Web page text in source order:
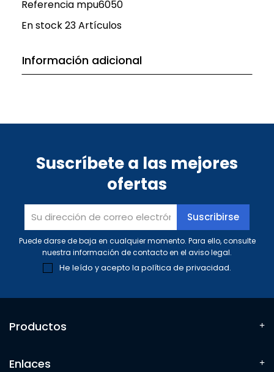
Referencia mpu6050
En stock23 Artículos
Información adicional
Suscríbete a las mejores
ofertas
Puede darse de baja en cualquier momento. Para ello, consulte
nuestra información de contacto en el aviso legal.
He leído y acepto la política de privacidad.
Productos
Enlaces